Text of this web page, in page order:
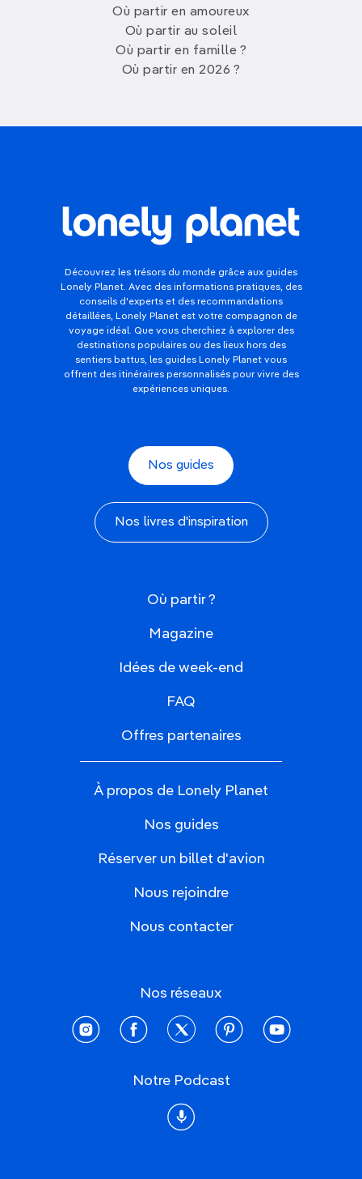
Où partir en amoureux
Où partir au soleil
Où partir en famille ?
Où partir en 2026 ?
Découvrez les trésors du monde grâce aux guides
Lonely Planet. Avec des informations pratiques, des
conseils d'experts et des recommandations
détaillées, Lonely Planet est votre compagnon de
voyage idéal. Que vous cherchiez à explorer des
destinations populaires ou des lieux hors des
sentiers battus, les guides Lonely Planet vous
offrent des itinéraires personnalisés pour vivre des
expériences uniques.
Nos guides
Nos livres d'inspiration
Où partir ?
Magazine
Idées de week-end
FAQ
Offres partenaires
À propos de Lonely Planet
Nos guides
Réserver un billet d'avion
Nous rejoindre
Nous contacter
Nos réseaux
instagramfacebooktwitter pinterestyoutube
Notre Podcast
Podcast